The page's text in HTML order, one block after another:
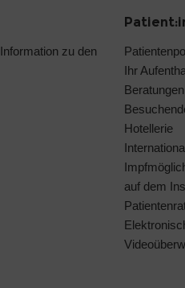
Information zu den
Ihr
Hotellerie
auf dem